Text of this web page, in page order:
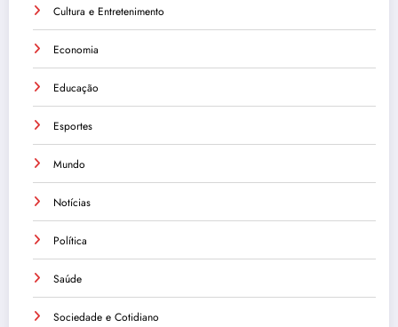
Cultura e Entretenimento
Economia
Educação
Esportes
Mundo
Notícias
Política
Saúde
Sociedade e Cotidiano